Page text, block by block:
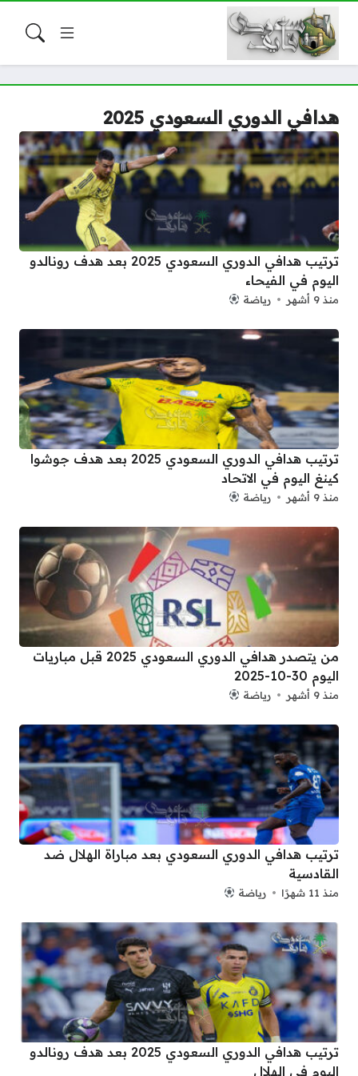
هدافي الدوري السعودي 2025
ترتيب هدافي الدوري السعودي 2025 بعد هدف رونالدو
اليوم في الفيحاء
منذ 9 أشهر رياضة
ترتيب هدافي الدوري السعودي 2025 بعد هدف جوشوا
كينغ اليوم في الاتحاد
منذ 9 أشهر رياضة
من يتصدر هدافي الدوري السعودي 2025 قبل مباريات
اليوم 30-10-2025
منذ 9 أشهر رياضة
ترتيب هدافي الدوري السعودي بعد مباراة الهلال ضد
القادسية
منذ 11 شهرًا رياضة
ترتيب هدافي الدوري السعودي 2025 بعد هدف رونالدو
اليوم في الهلال